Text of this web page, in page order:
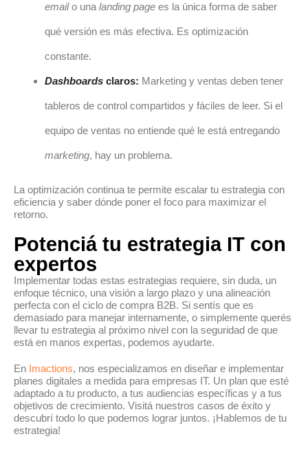
emailo una landing page es la única forma de saber
qué versión es más efectiva. Es optimización
constante.
Dashboards claros: Marketing y ventas deben tener
tableros de control compartidos y fáciles de leer. Si el
equipo de ventas no entiende qué le está entregando
marketing, hay un problema.
La optimización continua te permite escalar tu estrategia con
eficiencia y saber dónde poner el foco para maximizar el
retorno.
Potenciá tu estrategia IT con
expertos
Implementar todas estas estrategias requiere, sin duda, un
enfoque técnico, una visión a largo plazo y una alineación
perfecta con el ciclo de compra B2B. Si sentís que es
demasiado para manejar internamente, o simplemente querés
llevar tu estrategia al próximo nivel con la seguridad de que
está en manos expertas, podemos ayudarte.
En Imactions, nos especializamos en diseñar e implementar
planes digitales a medida para empresas IT. Un plan que esté
adaptado a tu producto, a tus audiencias específicas y a tus
objetivos de crecimiento. Visitá nuestros casos de éxito y
descubrí todo lo que podemos lograr juntos. ¡Hablemos de tu
estrategia!